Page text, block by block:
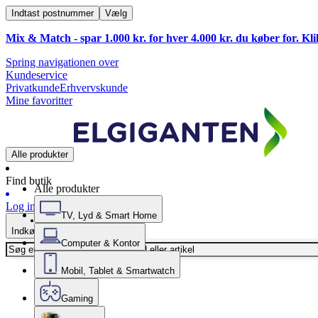
Indtast postnummer Vælg
Mix & Match - spar 1.000 kr. for hver 4.000 kr. du køber for.
Spring navigationen over
Kundeservice
PrivatkundeErhvervskunde
Mine favoritter
Alle produkter
Find butik
Log ind
Indkøbskurv
Alle produkter
TV, Lyd & Smart Home
Computer & Kontor
Mobil, Tablet & Smartwatch
Gaming